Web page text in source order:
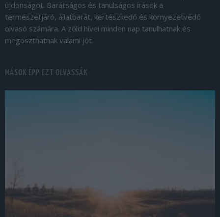
újdonságot. Barátságos és tanulságos írások a
természetjáró, állatbarát, kertészkedő és környezetvédő
olvasó számára. A zöld hívei minden nap tanulhatnak és
megoszthatnak valami jót.
MÁSOK ÉPP EZT OLVASSÁK